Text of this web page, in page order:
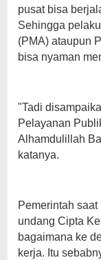
pusat bisa
Sehingga
(PMA) ataupun
bisa nyaman
"Tadi
Pelayanan
Alhamdulillah
katanya.
Pemerintah
undang Cipta
bagaimana ke
kerja. Itu